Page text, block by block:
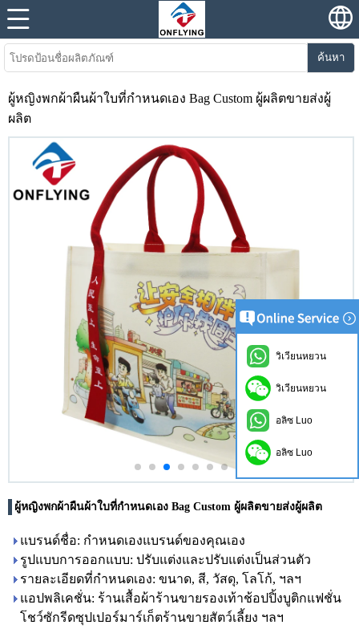
ค้นหา
ผู้หญิงพกผ้าผืนผ้าใบที่กำหนดเอง Bag Custom ผู้ผลิตขายส่งผู้
ผลิต
ผู้หญิงพกผ้าผืนผ้าใบที่กำหนดเอง Bag Custom ผู้ผลิตขายส่งผู้ผลิต
แบรนด์ชื่อ: กำหนดเองแบรนด์ของคุณเอง
รูปแบบการออกแบบ: ปรับแต่งและปรับแต่งเป็นส่วนตัว
รายละเอียดที่กำหนดเอง: ขนาด, สี, วัสดุ, โลโก้, ฯลฯ
แอปพลิเคชั่น: ร้านเสื้อผ้าร้านขายรองเท้าช้อปปิ้งบูติกแฟชั่น
โชว์ซักรีดซุปเปอร์มาร์เก็ตร้านขายสัตว์เลี้ยง ฯลฯ
วิเวียนหยวน
วิเวียนหยวน
อลิซ Luo
อลิซ Luo